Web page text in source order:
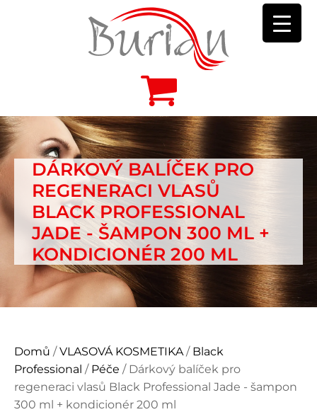
DÁRKOVÝ BALÍČEK PRO
REGENERACI VLASŮ
BLACK PROFESSIONAL
JADE - ŠAMPON 300 ML +
KONDICIONÉR 200 ML
Domů /VLASOVÁ KOSMETIKA / Black
Professional / Péče / Dárkový balíček pro
regeneraci vlasů Black Professional Jade - šampon
300 ml + kondicionér 200 ml